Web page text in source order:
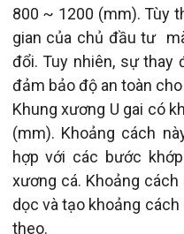
800 ~ 1200 (mm). Tùy
gian của chủ đầu tư
đổi. Tuy nhiên, sự thay
đảm bảo độ an toàn
Khung xương U gai có
(mm). Khoảng cách
hợp với các bước
xương cá. Khoảng cách
dọc và tạo khoảng
theo.